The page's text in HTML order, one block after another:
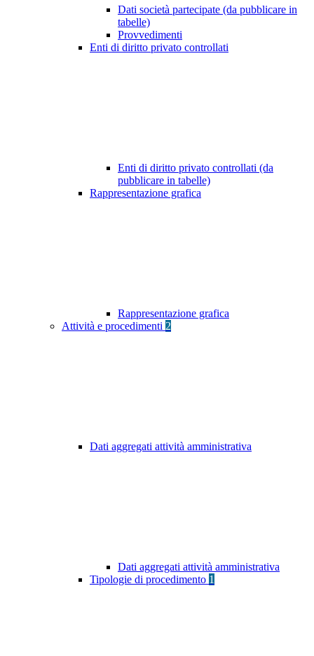
Dati società partecipate (da pubblicare in
tabelle)
Provvedimenti
Enti di diritto privato controllati
Enti di diritto privato controllati (da
pubblicare in tabelle)
Rappresentazione grafica
Rappresentazione grafica
Attività e procedimenti 2
Dati aggregati attività amministrativa
Dati aggregati attività amministrativa
Tipologie di procedimento 1